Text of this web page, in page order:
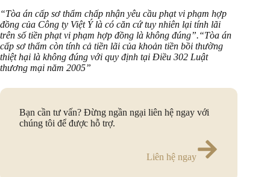
“Tòa án cấp sơ thẩm chấp nhận yêu cầu phạt vi phạm hợp
đồng của Công ty Việt Ý là có căn cứ tuy nhiên lại tính lãi
trên số tiền phạt vi phạm hợp đồng là không đúng”.“Tòa án
cấp sơ thẩm còn tính cả tiền lãi của khoản tiền bồi thường
thiệt hại là không đúng với quy định tại Điều 302 Luật
thương mại năm 2005”
Bạn cần tư vấn? Đừng ngần ngại liên hệ ngay với
chúng tôi để được hỗ trợ.
Liên hệ ngay